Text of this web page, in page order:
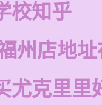
校知乎
州店地
尤克里里